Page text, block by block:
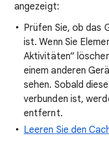
angezeigt:
Prüfen Sie, ob das
ist. Wenn Sie
Aktivitäten“
einem anderen
sehen. Sobald
verbunden ist,
entfernt.
Leeren Sie den